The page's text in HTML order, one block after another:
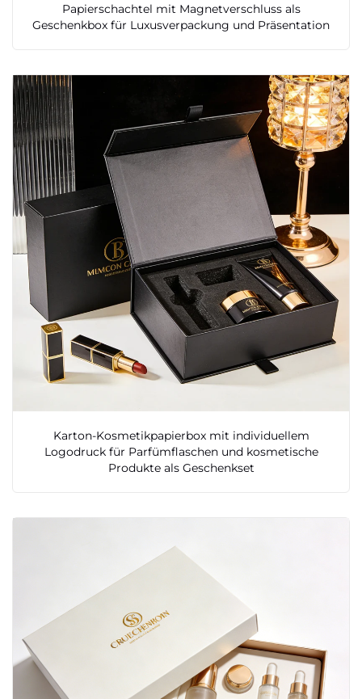
Papierschachtel mit Magnetverschluss als
Geschenkbox für Luxusverpackung und Präsentation
Karton-Kosmetikpapierbox mit individuellem
Logodruck für Parfümflaschen und kosmetische
Produkte als Geschenkset